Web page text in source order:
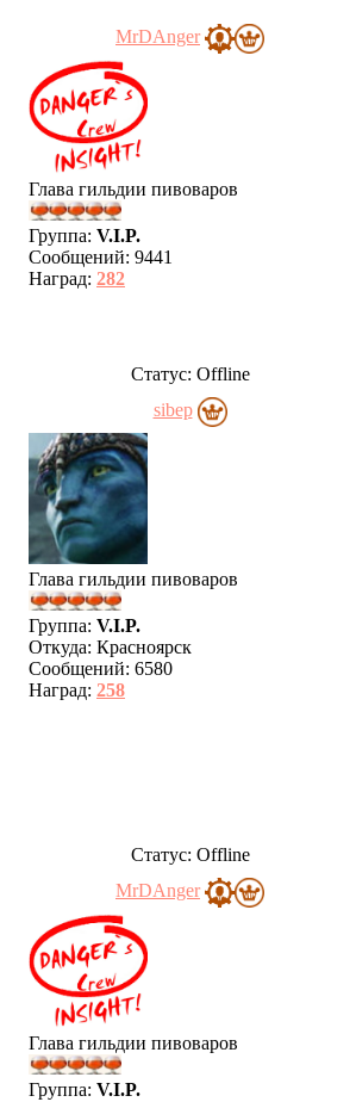
MrDAnger
Глава гильдии пивоваров
Группа: V.I.P.
Сообщений: 9441
Наград: 282
Статус: Offline
sibep
Глава гильдии пивоваров
Группа: V.I.P.
Откуда: Красноярск
Сообщений: 6580
Наград: 258
Статус: Offline
MrDAnger
Глава гильдии пивоваров
Группа: V.I.P.